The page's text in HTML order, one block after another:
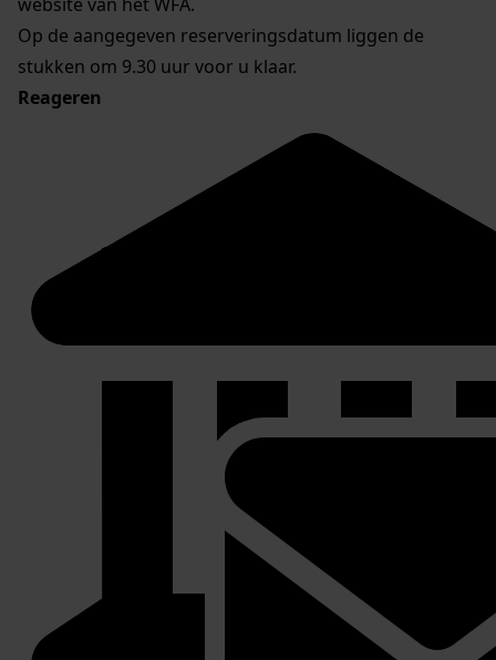
Op de aangegeven reserveringsdatum liggen de
stukken om 9.30 uur voor u klaar.
Reageren